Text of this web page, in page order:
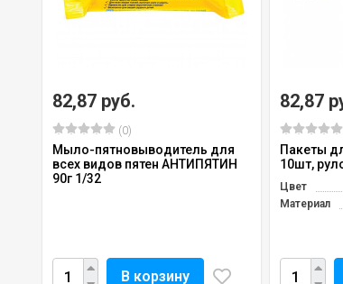
82,87 руб.
(0)
Мыло-пятновыводитель для
всех видов пятен АНТИПЯТИН
90г 1/32
В корзину
82,87
Пакеты
10шт,
Цвет
Материал